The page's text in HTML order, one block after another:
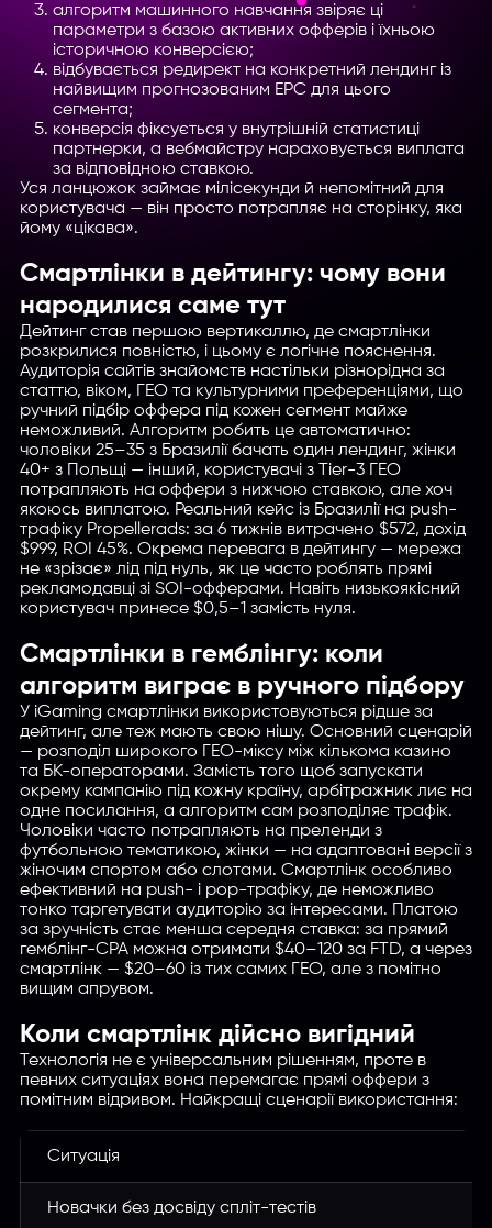
алгоритм машинного навчання звіряє ці
параметри з базою активних офферів і їхньою
історичною конверсією;
відбувається редирект на конкретний лендинг із
найвищим прогнозованим EPC для цього
сегмента;
конверсія фіксується у внутрішній статистиці
партнерки, а вебмайстру нараховується виплата
за відповідною ставкою.
Уся ланцюжок займає мілісекунди й непомітний для
користувача — він просто потрапляє на сторінку, яка
йому «цікава».
Смартлінки в дейтингу: чому вони
народилися саме тут
Дейтинг став першою вертикаллю, де смартлінки
розкрилися повністю, і цьому є логічне пояснення.
Аудиторія сайтів знайомств настільки різнорідна за
статтю, віком, ГЕО та культурними преференціями, що
ручний підбір оффера під кожен сегмент майже
неможливий. Алгоритм робить це автоматично:
чоловіки 25–35 з Бразилії бачать один лендинг, жінки
40+ з Польщі — інший, користувачі з Tier-3 ГЕО
потрапляють на оффери з нижчою ставкою, але хоч
якоюсь виплатою. Реальний кейс із Бразилії на push-
трафіку Propellerads: за 6 тижнів витрачено $572, дохід
$999, ROI 45%. Окрема перевага в дейтингу — мережа
не «зрізає» лід під нуль, як це часто роблять прямі
рекламодавці зі SOI-офферами. Навіть низькоякісний
користувач принесе $0,5–1 замість нуля.
Смартлінки в гемблінгу: коли
алгоритм виграє в ручного підбору
У iGaming смартлінки використовуються рідше за
дейтинг, але теж мають свою нішу. Основний сценарій
— розподіл широкого ГЕО-міксу між кількома казино
та БК-операторами. Замість того щоб запускати
окрему кампанію під кожну країну, арбітражник лиє на
одне посилання, а алгоритм сам розподіляє трафік.
Чоловіки часто потрапляють на преленди з
футбольною тематикою, жінки — на адаптовані версії з
жіночим спортом або слотами. Смартлінк особливо
ефективний на push- і pop-трафіку, де неможливо
тонко таргетувати аудиторію за інтересами. Платою
за зручність стає менша середня ставка: за прямий
гемблінг-CPA можна отримати $40–120 за FTD, а через
смартлінк — $20–60 із тих самих ГЕО, але з помітно
вищим апрувом.
Коли смартлінк дійсно вигідний
Технологія не є універсальним рішенням, проте в
певних ситуаціях вона перемагає прямі оффери з
помітним відривом. Найкращі сценарії використання:
Ситуація
Новачки без досвіду спліт-тестів